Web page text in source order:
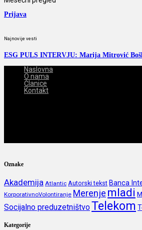
Prijava
Najnovije vesti
ESG PULS INTERVJU: Marija Mitrović
Naslovna
O nama
Članice
Kontakt
Oznake
Akademija Atlantic Autorski tekst Banca
KorporativnoVolontiranje Merenje mladi
Socijalno preduzetništvoTelekom
Kategorije